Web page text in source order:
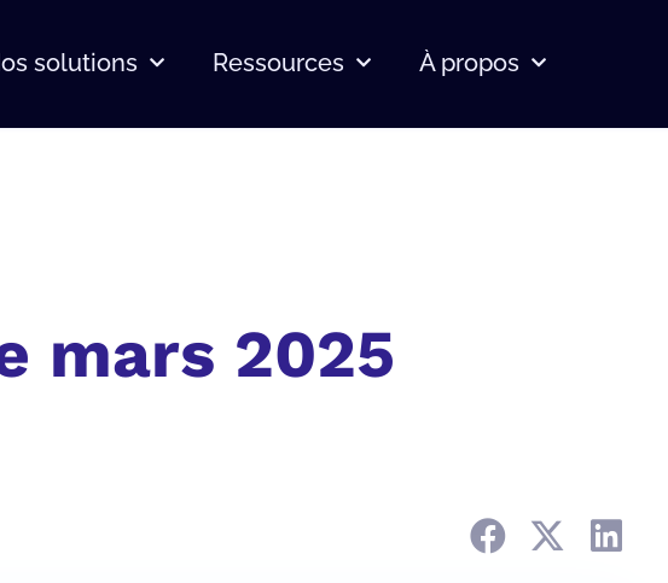
solutions Ressources À propos
mars 2025